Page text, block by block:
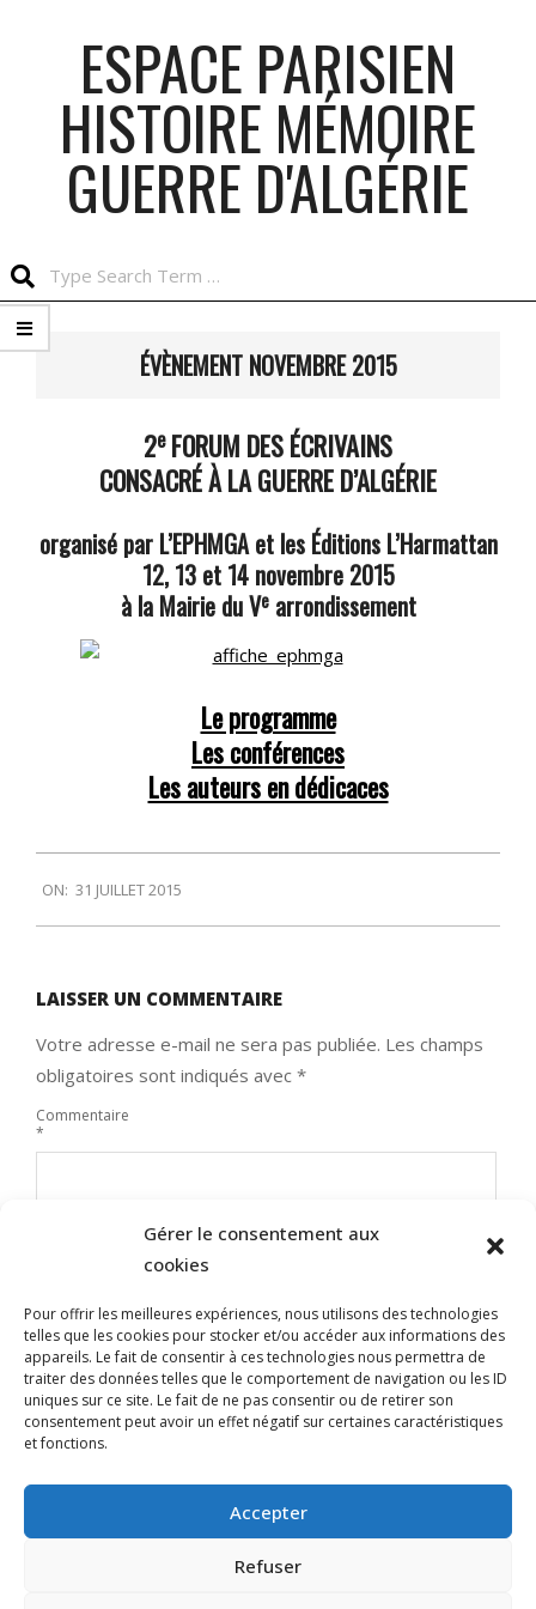
Gérer le consentement aux
cookies
Pour offrir les meilleures expériences, nous utilisons des technologies
telles que les cookies pour stocker et/ou accéder aux informations des
appareils. Le fait de consentir à ces technologies nous permettra de
traiter des données telles que le comportement de navigation ou les ID
uniques sur ce site. Le fait de ne pas consentir ou de retirer son
consentement peut avoir un effet négatif sur certaines caractéristiques
et fonctions.
Accepter
Refuser
ESPACE PARISIEN
HISTOIRE MÉMOIRE
GUERRE D'ALGÉRIE
Primary
Navigation
ÉVÈNEMENT NOVEMBRE 2015
2eFORUM DES ÉCRIVAINS
CONSACRÉ À LA GUERRE D’ALGÉRIE
organisé par L’EPHMGA et les Éditions L’Harmattan
12, 13 et 14 novembre 2015
à la Mairie du Vearrondissement
Le programme
Les conférences
Les auteurs en dédicaces
07-
31
ON: 31 JUILLET 2015
LAISSER UN COMMENTAIRE
Votre adresse e-mail ne sera pas publiée. Les champs
obligatoires sont indiqués avec *
Commentaire
*
Nom
E-mail